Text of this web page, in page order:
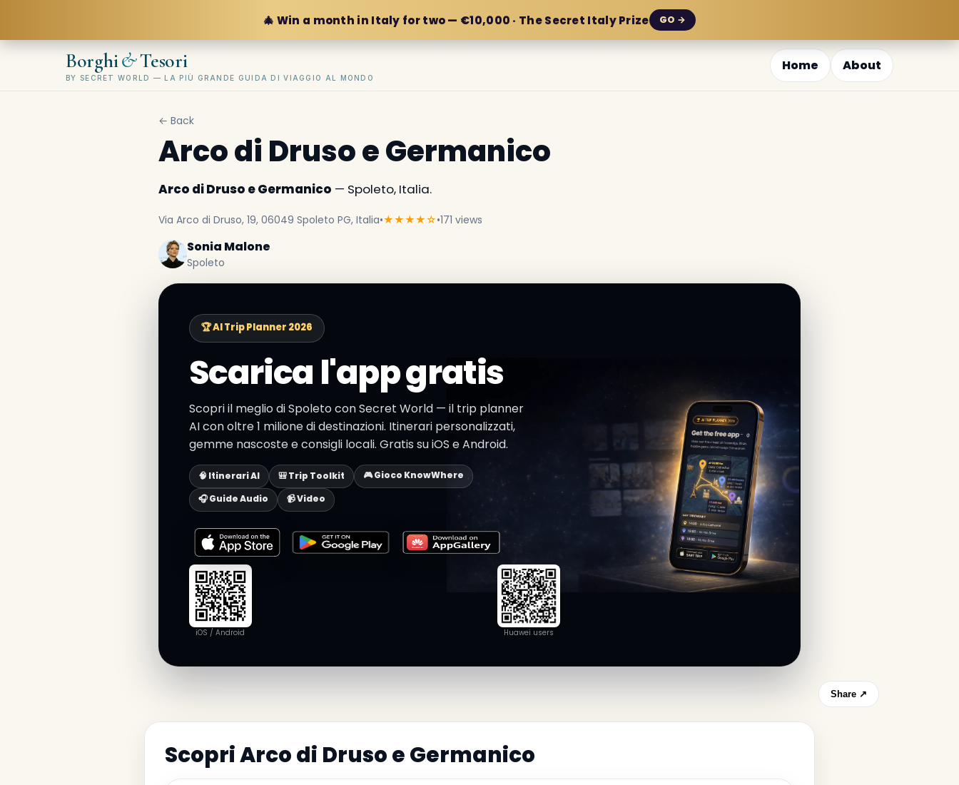
🎄 Win a month in Italy for two — €10,000 · The Secret Italy Prize GO →
Borghi&Tesori
BY SECRET WORLD — LA PIÙ GRANDE GUIDA DI VIAGGIO AL MONDO
Home About
← Back
Arco di Druso e Germanico
Arco di Druso e Germanico — Spoleto, Italia.
Via Arco di Druso, 19, 06049 Spoleto PG, Italia•★★★★☆•171 views
Sonia Malone
Spoleto
🏆 AI Trip Planner 2026
Scarica l'app gratis
Scopri il meglio di Spoleto con Secret World — il trip planner
AI con oltre 1 milione di destinazioni. Itinerari personalizzati,
gemme nascoste e consigli locali. Gratis su iOS e Android.
🧠 Itinerari AI 🎒 Trip Toolkit
🎮 Gioco KnowWhere
🎧 Guide Audio
📹 Video
iOS / Android Huawei users
Share ↗
Scopri Arco di Druso e Germanico